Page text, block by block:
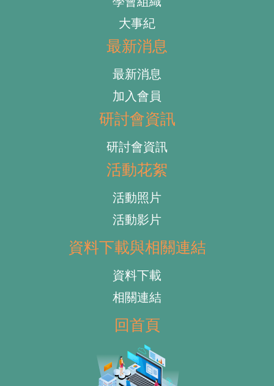
大事紀
最新消息
最新消息
加入會員
研討會資訊
研討會資訊
活動花絮
活動照片
活動影片
資料下載與相關連結
資料下載
相關連結
回首頁